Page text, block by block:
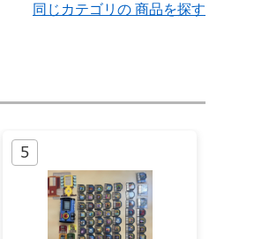
同じカテゴリの 商品を探す